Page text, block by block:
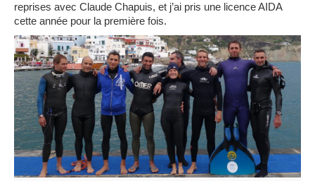
reprises avec Claude Chapuis, et j’ai pris une licence AIDA
cette année pour la première fois.